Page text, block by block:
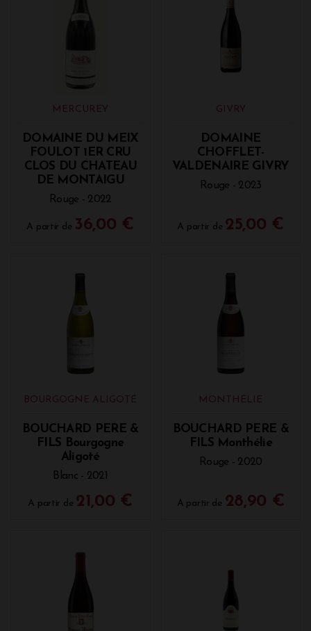
MERCUREY
DOMAINE DU MEIX
FOULOT 1ER CRU
CLOS DU CHATEAU
DE MONTAIGU
Rouge - 2022
A partir de 36,00 €
GIVRY
DOMAINE
CHOFFLET-
VALDENAIRE GIVRY
Rouge - 2023
A partir de 25,00 €
BOURGOGNE ALIGOTÉ
BOUCHARD PERE &
FILS Bourgogne
Aligoté
Blanc - 2021
A partir de 21,00 €
MONTHÉLIE
BOUCHARD PERE &
FILS Monthélie
Rouge - 2020
A partir de 28,90 €